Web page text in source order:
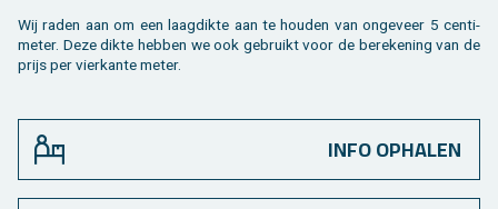
Wij raden aan om een laag­dik­te aan te hou­den van on­ge­veer 5 cen­ti­
me­ter. Deze dikte heb­ben we ook ge­bruikt voor de be­re­ke­ning van de
prijs per vier­kan­te meter.
INFO OPHALEN